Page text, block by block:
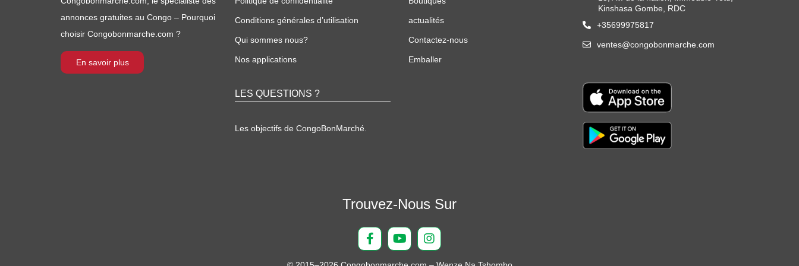
annonces gratuites au Congo – Pourquoi
choisir Congobonmarche.com ?
En savoir plus
Conditions générales d’utilisation
Qui sommes nous?
Nos applications
LES QUESTIONS ?
Les objectifs de CongoBonMarché.
actualités
Contactez-nous
Emballer
Kinshasa Gombe, RDC
+35699975817
ventes@congobonmarche.com
Trouvez-Nous Sur